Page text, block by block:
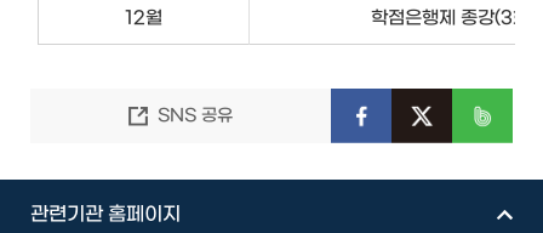
12월 학점은행제 종강(3회
SNS 공유
관련기관 홈페이지